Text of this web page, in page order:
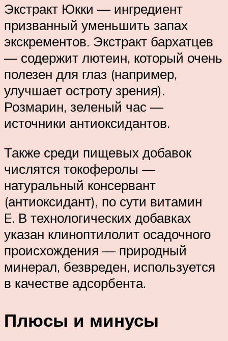
Экстракт Юкки — ингредиент
призванный уменьшить запах
экскрементов. Экстракт бархатцев
— содержит лютеин, который очень
полезен для глаз (например,
улучшает остроту зрения).
Розмарин, зеленый час —
источники антиоксидантов.
Также среди пищевых добавок
числятся токоферолы —
натуральный консервант
(антиоксидант), по сути витамин
E. В технологических добавках
указан клиноптилолит осадочного
происхождения — природный
минерал, безвреден, используется
в качестве адсорбента.
Плюсы и минусы